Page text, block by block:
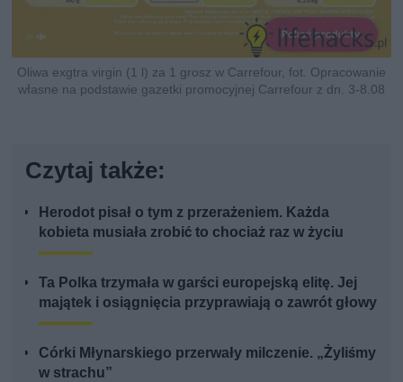
Oliwa exgtra virgin (1 l) za 1 grosz w Carrefour, fot. Opracowanie
własne na podstawie gazetki promocyjnej Carrefour z dn. 3-8.08
Czytaj także:
Herodot pisał o tym z przerażeniem. Każda
kobieta musiała zrobić to chociaż raz w życiu
Ta Polka trzymała w garści europejską elitę. Jej
majątek i osiągnięcia przyprawiają o zawrót głowy
Córki Młynarskiego przerwały milczenie. „Żyliśmy
w strachu”